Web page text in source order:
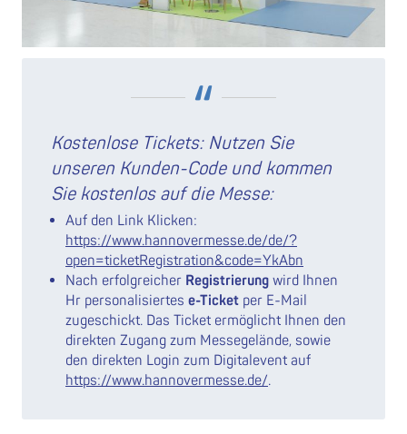
Kostenlose Tickets: Nutzen Sie
unseren Kunden-Code und kommen
Sie kostenlos auf die Messe:
Auf den Link Klicken:
https://www.hannovermesse.de/de/?
open=ticketRegistration&code=YkAbn
Nach erfolgreicher Registrierung wird Ihnen
Hr personalisiertes e-Ticket per E-Mail
zugeschickt. Das Ticket ermöglicht Ihnen den
direkten Zugang zum Messegelände, sowie
den direkten Login zum Digitalevent auf
https://www.hannovermesse.de/.